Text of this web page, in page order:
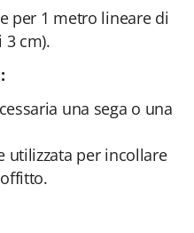
per 1 metro lineare di
3 cm).
una sega o una
utilizzata per incollare